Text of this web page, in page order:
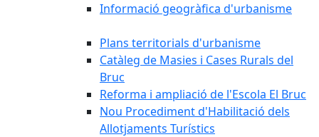
Informació geogràfica d'urbanisme
Plans territorials d'urbanisme
Catàleg de Masies i Cases Rurals del
Bruc
Reforma i ampliació de l'Escola El Bruc
Nou Procediment d'Habilitació dels
Allotjaments Turístics